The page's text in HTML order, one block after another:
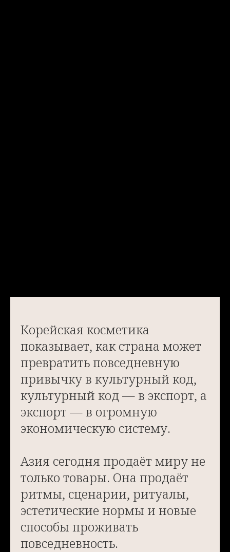
Корейская косметика
показывает, как страна может
превратить повседневную
привычку в культурный код,
культурный код — в экспорт, а
экспорт — в огромную
экономическую систему.
Азия сегодня продаёт миру не
только товары. Она продаёт
ритмы, сценарии, ритуалы,
эстетические нормы и новые
способы проживать
повседневность.